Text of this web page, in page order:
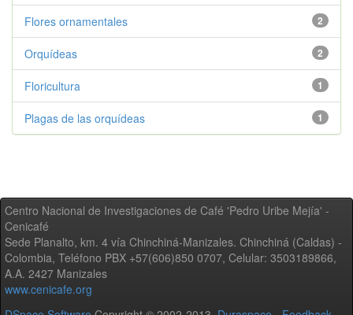
2
Flores ornamentales
2
Orquídeas
1
Floricultura
1
Plagas de las orquídeas
Centro Nacional de Investigaciones de Café 'Pedro Uribe Mejía' -
Cenicafé
Sede Planalto, km. 4 vía Chinchiná-Manizales. Chinchiná (Caldas) -
Colombia, Teléfono PBX +57(606)850 0707, Celular: 3503189866,
A.A. 2427 Manizales
www.cenicafe.org